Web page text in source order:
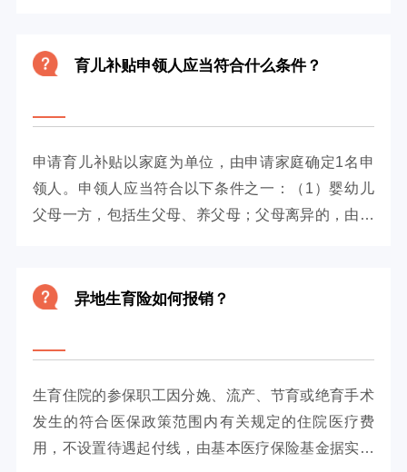
育儿补贴申领人应当符合什么条件？
申请育儿补贴以家庭为单位，由申请家庭确定1名申
领人。申领人应当符合以下条件之一：（1）婴幼儿
父母一方，包括生父母、养父母；父母离异的，由父
异地生育险如何报销？
生育住院的参保职工因分娩、流产、节育或绝育手术
发生的符合医保政策范围内有关规定的住院医疗费
用，不设置待遇起付线，由基本医疗保险基金据实支